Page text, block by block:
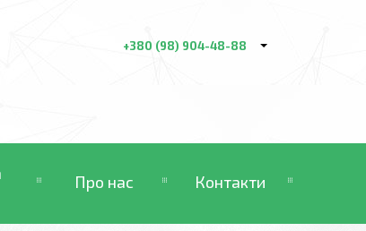
+380 (98) 904-48-88
Про нас Контакти